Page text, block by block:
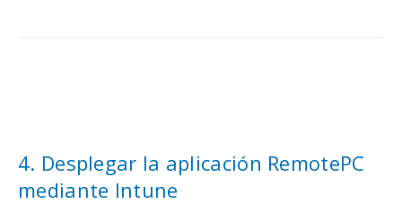
4. Desplegar la aplicación RemotePC
mediante Intune